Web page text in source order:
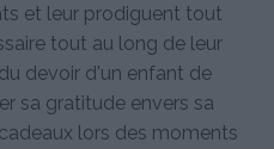
et leur prodiguent tout
tout au long de leur
devoir d'un enfant de
sa gratitude envers sa
lors des moments